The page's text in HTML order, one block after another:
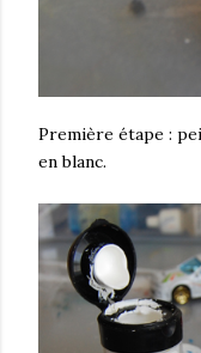
Première étape :
en blanc.